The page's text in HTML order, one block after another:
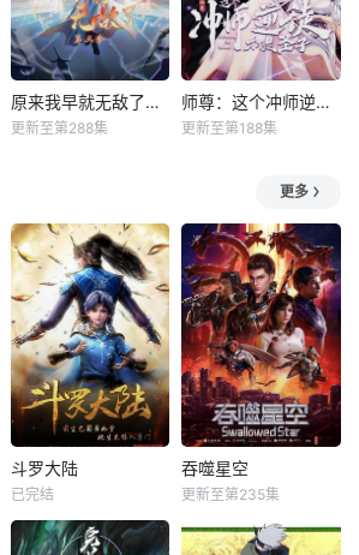
原来我早就无敌了动态漫
更新至第288集
师尊：这个冲师逆徒才不是圣子动态漫
更新至第188集
更多
斗罗大陆
已完结
吞噬星空
更新至第235集